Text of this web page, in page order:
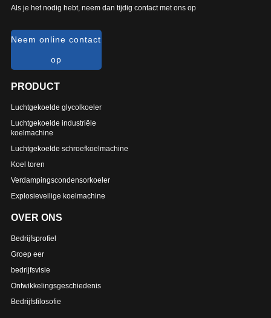
Als je het nodig hebt, neem dan tijdig contact met ons op
Neem online contact
op
PRODUCT
Luchtgekoelde glycolkoeler
Luchtgekoelde industriële
koelmachine
Luchtgekoelde schroefkoelmachine
Koel toren
Verdampingscondensorkoeler
Explosieveilige koelmachine
OVER ONS
Bedrijfsprofiel
Groep eer
bedrijfsvisie
Ontwikkelingsgeschiedenis
Bedrijfsfilosofie